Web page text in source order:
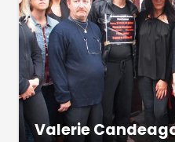
Valerie